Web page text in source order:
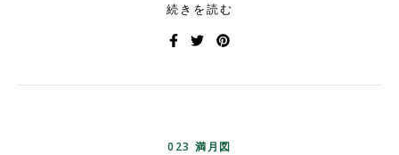
続きを読む
023 満月図